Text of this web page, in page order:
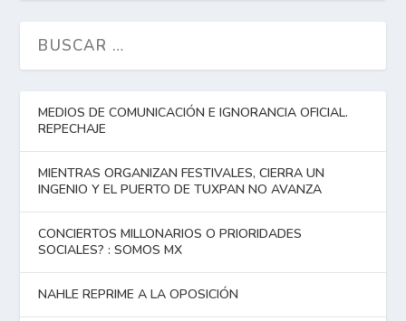
MEDIOS DE COMUNICACIÓN E IGNORANCIA OFICIAL.
REPECHAJE
MIENTRAS ORGANIZAN FESTIVALES, CIERRA UN
INGENIO Y EL PUERTO DE TUXPAN NO AVANZA
CONCIERTOS MILLONARIOS O PRIORIDADES
SOCIALES? : SOMOS MX
NAHLE REPRIME A LA OPOSICIÓN